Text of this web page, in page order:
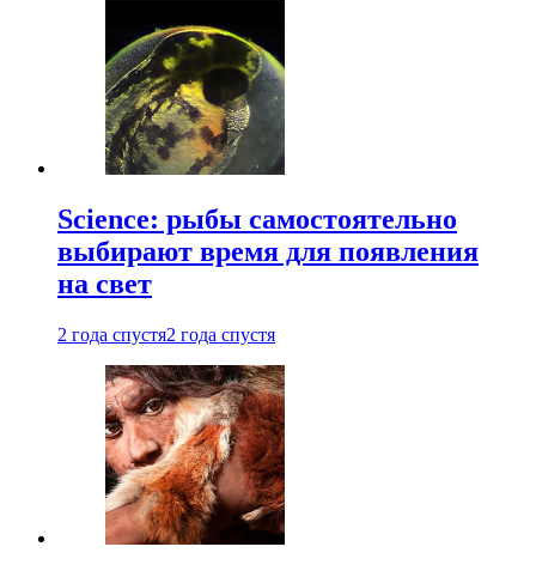
Science: рыбы самостоятельно
выбирают время для появления
на свет
2 года спустя2 года спустя